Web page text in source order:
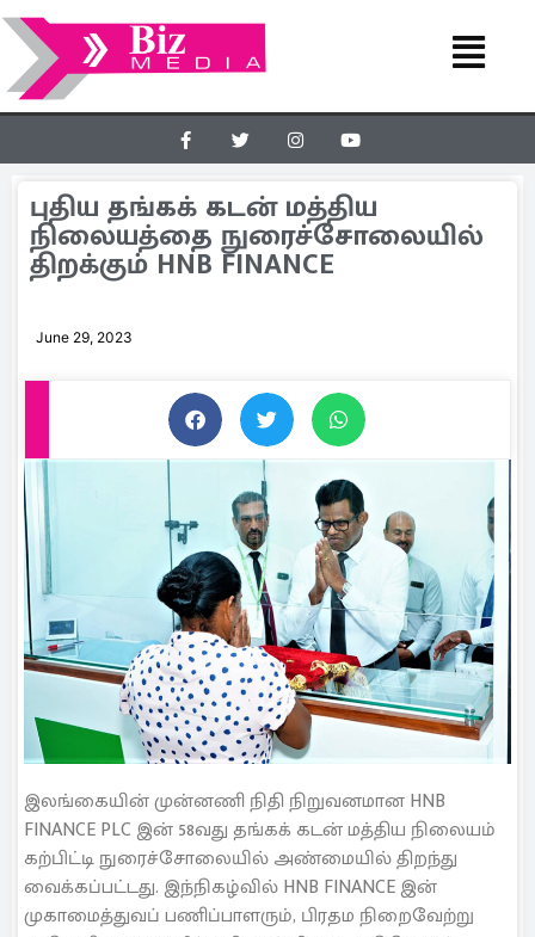
புதிய தங்கக் கடன் மத்திய
நிலையத்தை நுரைச்சோலையில்
திறக்கும் HNB FINANCE
June 29, 2023
இலங்கையின் முன்னணி நிதி நிறுவனமான HNB
FINANCE PLC இன் 58வது தங்கக் கடன் மத்திய நிலையம்
கற்பிட்டி நுரைச்சோலையில் அண்மையில் திறந்து
வைக்கப்பட்டது. இந்நிகழ்வில் HNB FINANCE இன்
முகாமைத்துவப் பணிப்பாளரும், பிரதம நிறைவேற்று